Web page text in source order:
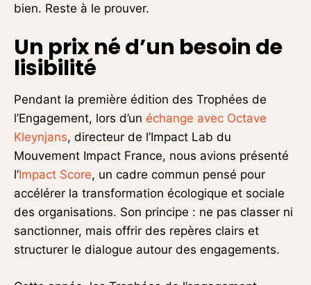
bien. Reste à le prouver.
Un prix né d’un besoin de
lisibilité
Pendant la première édition des Trophées de
l’Engagement, lors d’un échange avec Octave
Kleynjans, directeur de l’Impact Lab du
Mouvement Impact France, nous avions présenté
l’Impact Score, un cadre commun pensé pour
accélérer la transformation écologique et sociale
des organisations. Son principe : ne pas classer ni
sanctionner, mais offrir des repères clairs et
structurer le dialogue autour des engagements.